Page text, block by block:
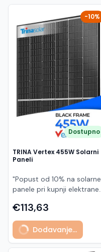
MK Македонски
-10%
Dostupno
TRINA Vertex 455W Solarni
Paneli
"Popust od 10% na solarne
panele pri kupnji elektrane
Model TSM-455NEG9R.28
predstavlja napredni
glass/glass N-type solarni
modul s visokom
učinkovitošću, dugim
€113,63
Dodavanje...